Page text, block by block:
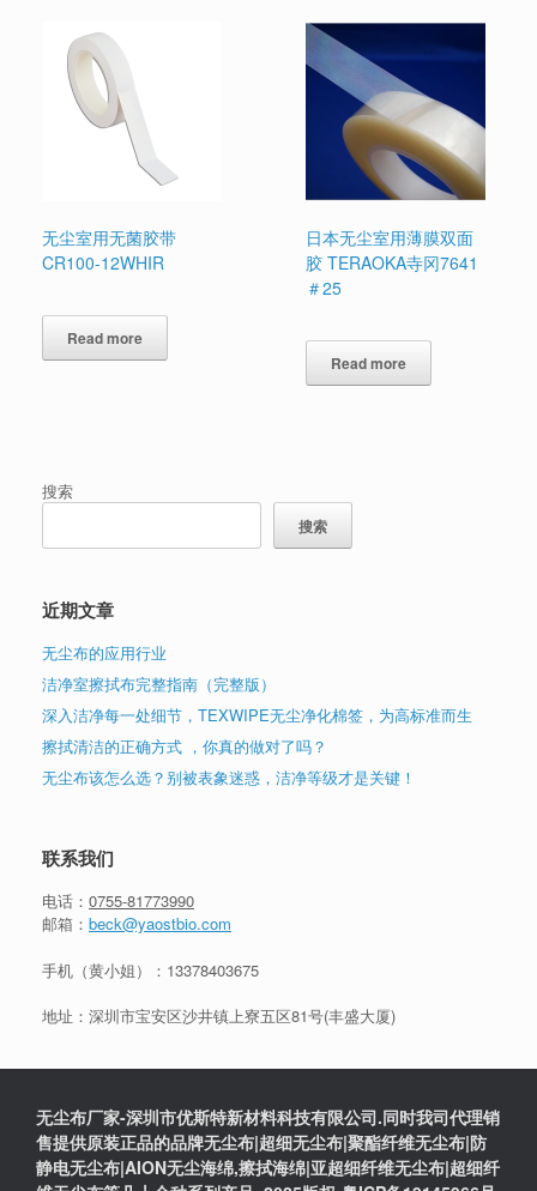
无尘室用无菌胶带
CR100-12WHIR
Read more
日本无尘室用薄膜双面
胶 TERAOKA寺冈7641
＃25
Read more
搜索
搜索
近期文章
无尘布的应用行业
洁净室擦拭布完整指南（完整版）
深入洁净每一处细节，TEXWIPE无尘净化棉签，为高标准而生
擦拭清洁的正确方式 ，你真的做对了吗？
无尘布该怎么选？别被表象迷惑，洁净等级才是关键！
联系我们
电话： 0755-81773990
邮箱： beck@yaostbio.com
手机（黄小姐）： 13378403675
地址：深圳市宝安区沙井镇上寮五区81号(丰盛大厦)
无尘布厂家-深圳市优斯特新材料科技有限公司.同时我司代理销
售提供原装正品的品牌无尘布|超细无尘布|聚酯纤维无尘布|防
静电无尘布|AION无尘海绵,擦拭海绵|亚超细纤维无尘布|超细纤